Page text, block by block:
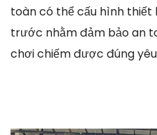
toàn có thể cấu hình
trước nhằm đảm bảo an
chơi chiếm được đúng